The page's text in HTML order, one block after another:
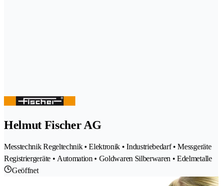
Helmut Fischer AG
Messtechnik Regeltechnik • Elektronik • Industriebedarf • Messgeräte
Registriergeräte • Automation • Goldwaren Silberwaren • Edelmetalle
Geöffnet